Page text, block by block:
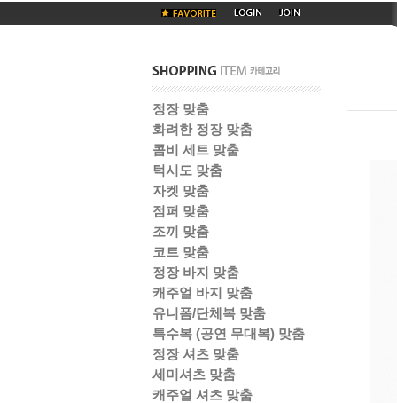
정장 맞춤
화려한 정장 맞춤
콤비 세트 맞춤
턱시도 맞춤
자켓 맞춤
점퍼 맞춤
조끼 맞춤
코트 맞춤
정장 바지 맞춤
캐주얼 바지 맞춤
유니폼/단체복 맞춤
특수복 (공연 무대복) 맞춤
정장 셔츠 맞춤
세미셔츠 맞춤
캐주얼 셔츠 맞춤